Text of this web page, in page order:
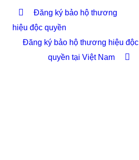
Đăng ký bảo hộ thương
hiệu độc quyền
Đăng ký bảo hộ thương hiệu độc
quyền tại Việt Nam